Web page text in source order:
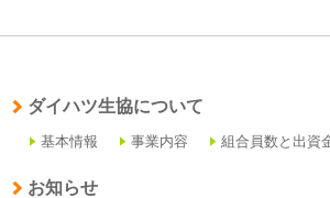
ダイハツ生協について
基本情報 事業内容 組合員数と出資
お知らせ